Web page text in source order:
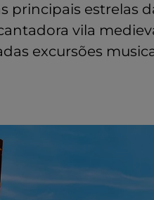
principais estrelas
vila
excursões